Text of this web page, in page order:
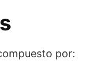
por: